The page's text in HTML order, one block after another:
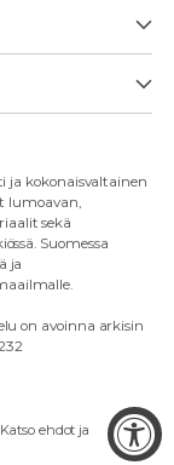
ja kokonaisvaltainen
lumoavan,
sekä
Suomessa
ja
on avoinna arkisin
ehdot ja